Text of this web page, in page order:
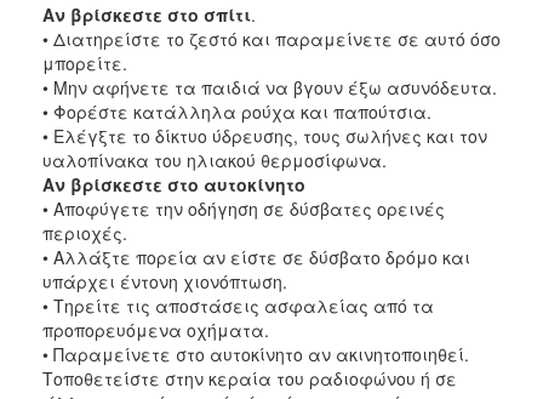
Αν βρίσκεστε στο σπίτι.
• Διατηρείστε το ζεστό και παραμείνετε σε αυτό όσο
μπορείτε.
• Μην αφήνετε τα παιδιά να βγουν έξω ασυνόδευτα.
• Φορέστε κατάλληλα ρούχα και παπούτσια.
• Ελέγξτε το δίκτυο ύδρευσης, τους σωλήνες και τον
υαλοπίνακα του ηλιακού θερμοσίφωνα.
Αν βρίσκεστε στο αυτοκίνητο
• Αποφύγετε την οδήγηση σε δύσβατες ορεινές
περιοχές.
• Αλλάξτε πορεία αν είστε σε δύσβατο δρόμο και
υπάρχει έντονη χιονόπτωση.
• Τηρείτε τις αποστάσεις ασφαλείας από τα
προπορευόμενα οχήματα.
• Παραμείνετε στο αυτοκίνητο αν ακινητοποιηθεί.
Τοποθετείστε στην κεραία του ραδιοφώνου ή σε